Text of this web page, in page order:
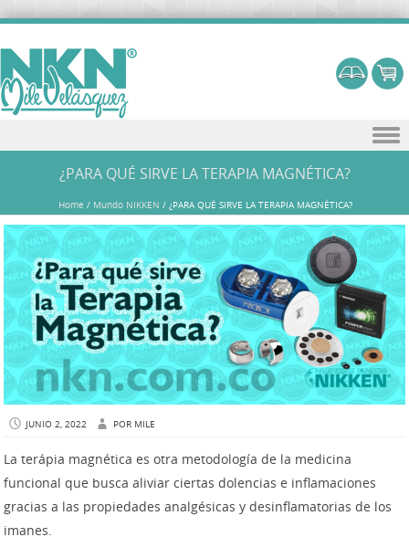
¿PARA QUÉ SIRVE LA TERAPIA MAGNÉTICA?
Home / Mundo NIKKEN / ¿PARA QUÉ SIRVE LA TERAPIA MAGNÉTICA?
JUNIO 2, 2022 POR MILE
La terápia magnética es otra metodología de la medicina
funcional que busca aliviar ciertas dolencias e inflamaciones
gracias a las propiedades analgésicas y desinflamatorias de los
imanes.